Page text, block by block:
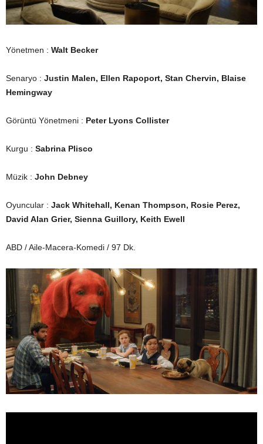
Yönetmen : Walt Becker
Senaryo : Justin Malen, Ellen Rapoport, Stan Chervin, Blaise
Hemingway
Görüntü Yönetmeni : Peter Lyons Collister
Kurgu : Sabrina Plisco
Müzik : John Debney
Oyuncular : Jack Whitehall, Kenan Thompson, Rosie Perez,
David Alan Grier, Sienna Guillory, Keith Ewell
ABD / Aile-Macera-Komedi / 97 Dk.